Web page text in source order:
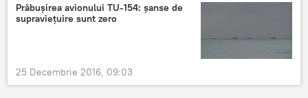
Prăbușirea avionului TU-154: șanse de
supraviețuire sunt zero
25 Decembrie 2016, 09:03